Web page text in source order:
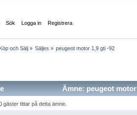
Sök Logga in Registrera
Köp och Sälj» Säljes » peugeot motor 1,9 gti -92
Ämne: peugeot
gäster tittar på detta ämne.